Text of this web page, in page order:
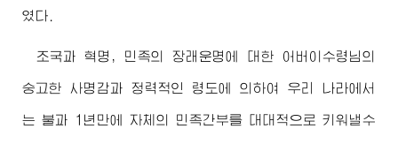
였다.
조국과 혁명, 민족의 장래운명에 대한 어버이수령님 의
숭고한 사명감과 정력적인 령도에 의하여 우리 나라에서
는 불과 1년만에 자체의 민족간부를 대대적으로 키워낼수